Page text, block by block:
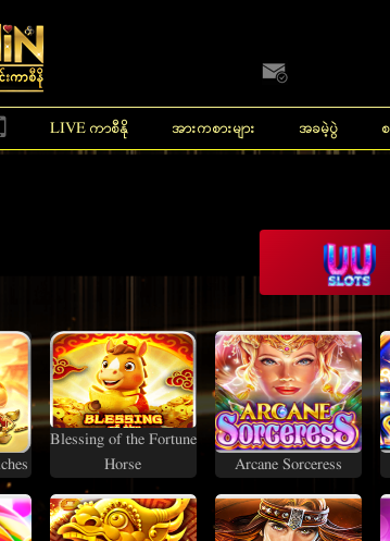
K9Win အွန်လိုင်းကာစီနိုမှ ကြိုဆိုပါတယ် 100% ဘောနပ်စ် ရယူဖို့အတွ
LIVE ကာစီနို အားကစားများ အခမဲ့ပွဲ
Blessing of the Fortune
Horse
Arcane Sorceress